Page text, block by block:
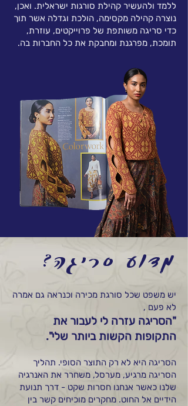
ללמד ולהעשיר קהילת סורגות ישראלית. ואכן,
נוצרה קהילה מקסימה, הולכת וגדלה אשר תוך
כדי סריגה משותפת של פרוייקטים, עוזרת,
תומכת, מפרגנת ומחבקת את כל החברות בה.
מדוע סריגה?
יש משפט שכל סורגת מכירה וכנראה גם אמרה
לא פעם ,
"הסריגה עזרה לי לעבור את
התקופות הקשות ביותר שלי".
הסריגה היא לא רק התוצר הסופי. תהליך
הסריגה מרגיע, מערסל, משחרר את האנרגיה
שלנו כאשר אנחנו חסרות שקט - דרך תנועת
הידיים אל החוט. מחקרים מוכיחים קשר בין